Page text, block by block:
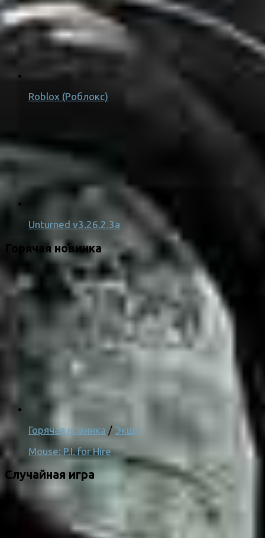
Roblox (Роблокс)
Unturned v3.26.2.3a
Горячая новинка
Горячая новинка / Экшн
Mouse: P.I. for Hire
Случайная игра